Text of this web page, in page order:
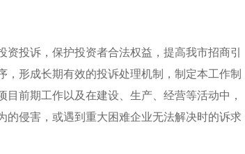
投诉，保护投资者合法权益，提高我市招商引
形成长期有效的投诉处理机制，制定本工作制
前期工作以及在建设、生产、经营等活动中，
的侵害，或遇到重大困难企业无法解决时的诉求